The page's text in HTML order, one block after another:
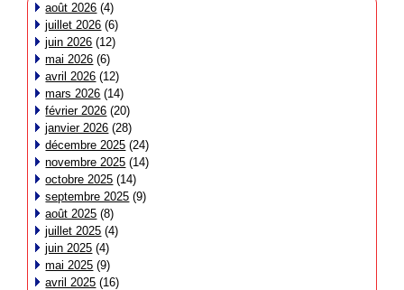
août 2026 (4)
juillet 2026 (6)
juin 2026 (12)
mai 2026 (6)
avril 2026 (12)
mars 2026 (14)
février 2026 (20)
janvier 2026 (28)
décembre 2025 (24)
novembre 2025 (14)
octobre 2025 (14)
septembre 2025 (9)
août 2025 (8)
juillet 2025 (4)
juin 2025 (4)
mai 2025 (9)
avril 2025 (16)